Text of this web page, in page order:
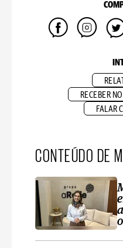
RECEBER
FALAR
CONTEÚDO DE